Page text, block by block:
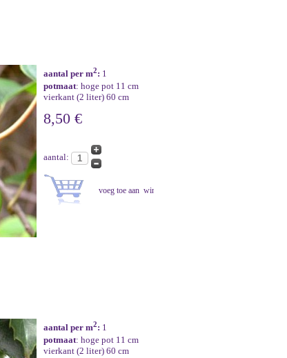
aantal per m2: 1
potmaat: hoge pot 11 cm
vierkant (2 liter) 60 cm
8,50 €
aantal:
aantal per m2: 1
potmaat: hoge pot 11 cm
vierkant (2 liter) 60 cm